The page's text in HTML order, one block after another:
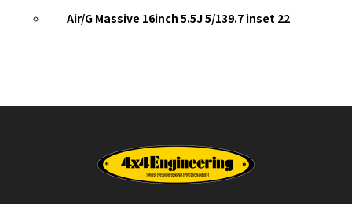
Air/G Massive 16inch 5.5J 5/139.7 inset 22